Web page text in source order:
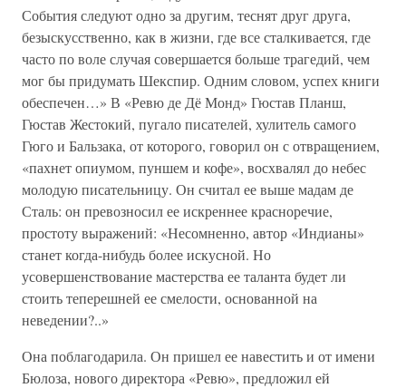
События следуют одно за другим, теснят друг друга,
безыскусственно, как в жизни, где все сталкивается, где
часто по воле случая совершается больше трагедий, чем
мог бы придумать Шекспир. Одним словом, успех книги
обеспечен…» В «Ревю де Дё Монд» Гюстав Планш,
Гюстав Жестокий, пугало писателей, хулитель самого
Гюго и Бальзака, от которого, говорил он с отвращением,
«пахнет опиумом, пуншем и кофе», восхвалял до небес
молодую писательницу. Он считал ее выше мадам де
Сталь: он превозносил ее искреннее красноречие,
простоту выражений: «Несомненно, автор «Индианы»
станет когда-нибудь более искусной. Но
усовершенствование мастерства ее таланта будет ли
стоить теперешней ее смелости, основанной на
неведении?..»
Она поблагодарила. Он пришел ее навестить и от имени
Бюлоза, нового директора «Ревю», предложил ей